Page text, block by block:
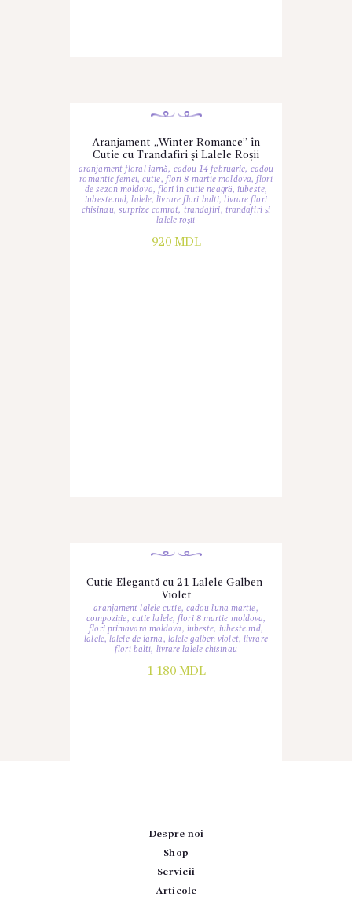
Aranjament „Winter Romance” în
Cutie cu Trandafiri și Lalele Roșii
aranjament floral iarnă, cadou 14 februarie, cadou
romantic femei, cutie, flori 8 martie moldova,flori
de sezon moldova, flori în cutie neagră,iubeste,
iubeste.md,lalele,livrare flori balti,livrare flori
chisinau, surprize comrat, trandafiri, trandafiri și
lalele roșii
920 MDL
Cutie Elegantă cu 21 Lalele Galben-
Violet
aranjament lalele cutie, cadou luna martie,
compoziție, cutie lalele,flori 8 martie moldova,
flori primavara moldova, iubeste, iubeste.md,
lalele,lalele de iarna, lalele galben violet, livrare
flori balti, livrare lalele chisinau
1 180 MDL
Despre noi
Shop
Servicii
Articole